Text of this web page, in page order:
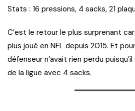
Stats : 16 pressions, 4 sacks, 21
C’est le retour le plus surprenant
plus joué en NFL depuis 2015. Et
défenseur n’avait rien perdu
de la ligue avec 4 sacks.